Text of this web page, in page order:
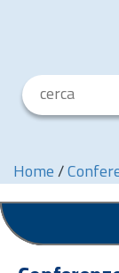
Home /